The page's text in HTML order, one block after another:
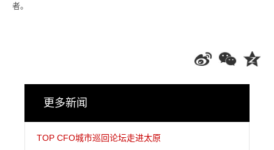
者。
更多新闻
TOP CFO城市巡回论坛走进太原